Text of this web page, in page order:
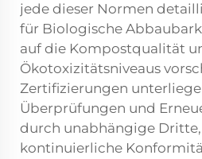
jede dieser Normen
für Biologische
auf die Kompostqualität
Ökotoxizitätsniveaus
Zertifizierungen
Überprüfungen und
durch unabhängige
kontinuierliche